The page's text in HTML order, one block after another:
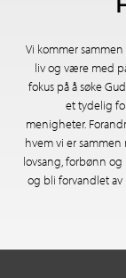
Vi kommer
liv og være med
fokus på å søke
et tydelig
menigheter.
hvem vi er
lovsang, forbønn
og bli forvandlet